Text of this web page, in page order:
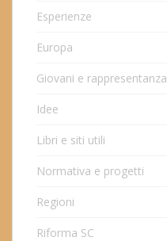
Esperienze
Europa
Giovani e rappresentanza
Idee
Libri e siti utili
Normativa e progetti
Regioni
Riforma SC